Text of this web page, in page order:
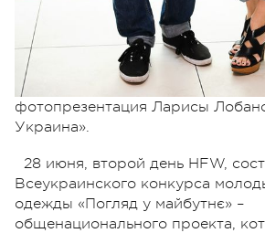
модели, на создание которых
самый колоритный город
Еще одним патриотическим
участников Holiday Fashion Week
фотопрезентация Ларисы
Украина».
28 июня, второй день HFW,
Всеукраинского конкурса
одежды «Погляд у майбутнє» –
общенационального проекта,